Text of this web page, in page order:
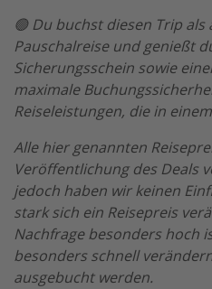
🟢 Du buchst diesen Trip als
Pauschalreise und genießt
Sicherungsschein sowie
maximale
Reiseleistungen, die in
Alle hier genannten
Veröffentlichung des Deals
jedoch haben wir keinen
stark sich ein Reisepreis
Nachfrage besonders hoch
besonders schnell
ausgebucht werden.